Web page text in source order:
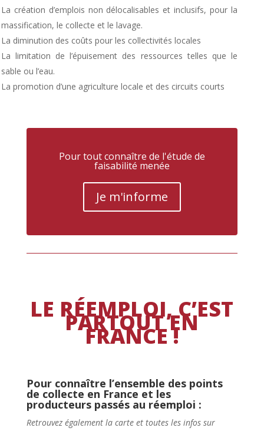
La création d’emplois non délocalisables et inclusifs, pour la
massification, le collecte et le lavage.
La diminution des coûts pour les collectivités locales
La limitation de l’épuisement des ressources telles que le
sable ou l’eau.
La promotion d’une agriculture locale et des circuits courts
Pour tout connaître de l'étude de
faisabilité menée
Je m'informe
LE RÉEMPLOI, C’EST
PARTOUT EN
FRANCE !
Pour connaître l’ensemble des points
de collecte en France et les
producteurs passés au réemploi :
Retrouvez également la carte et toutes les infos sur